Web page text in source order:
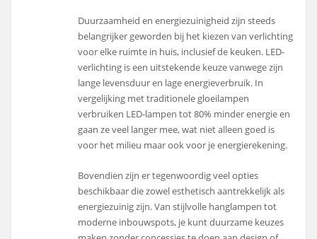
Duurzaamheid en energiezuinigheid zijn steeds
belangrijker geworden bij het kiezen van verlichting
voor elke ruimte in huis, inclusief de keuken. LED-
verlichting is een uitstekende keuze vanwege zijn
lange levensduur en lage energieverbruik. In
vergelijking met traditionele gloeilampen
verbruiken LED-lampen tot 80% minder energie en
gaan ze veel langer mee, wat niet alleen goed is
voor het milieu maar ook voor je energierekening.
Bovendien zijn er tegenwoordig veel opties
beschikbaar die zowel esthetisch aantrekkelijk als
energiezuinig zijn. Van stijlvolle hanglampen tot
moderne inbouwspots, je kunt duurzame keuzes